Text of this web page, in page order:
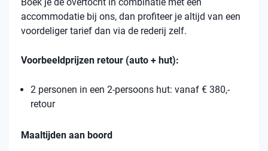
accommodatie bij ons, dan profiteer je altijd van een
voordeliger tarief dan via de rederij zelf.
Voorbeeldprijzen retour (auto + hut):
2 personen in een 2-persoons hut: vanaf € 380,-
retour
Maaltijden aan boord